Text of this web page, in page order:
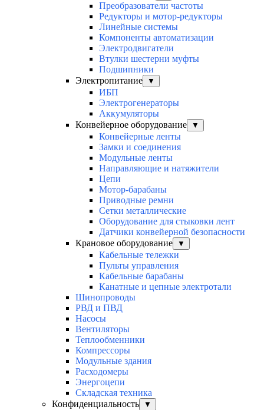
Преобразователи частоты
Редукторы и мотор-редукторы
Линейные системы
Компоненты автоматизации
Электродвигатели
Втулки шестерни муфты
Подшипники
Электропитание
▼
ИБП
Электрогенераторы
Аккумуляторы
Конвейерное оборудование
▼
Конвейерные ленты
Замки и соединения
Модульные ленты
Направляющие и натяжители
Цепи
Мотор-барабаны
Приводные ремни
Сетки металлические
Оборудование для стыковки лент
Датчики конвейерной безопасности
Крановое оборудование
▼
Кабельные тележки
Пульты управления
Кабельные барабаны
Канатные и цепные электротали
Шинопроводы
РВД и ПВД
Насосы
Вентиляторы
Теплообменники
Компрессоры
Модульные здания
Расходомеры
Энергоцепи
Складская техника
Конфиденциальность
▼